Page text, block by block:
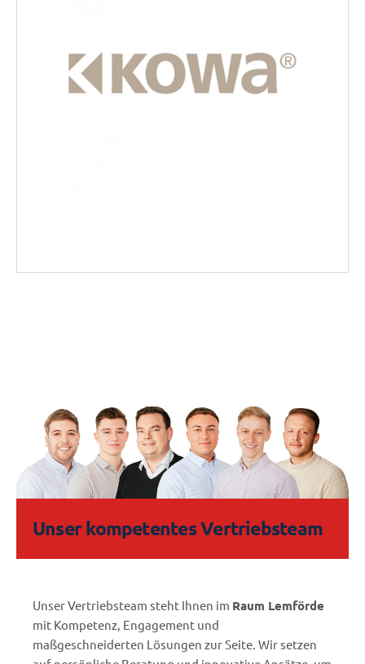
Unser kompetentes Vertriebsteam
Unser Vertriebsteam steht Ihnen im Raum Lemförde
mit Kompetenz, Engagement und
maßgeschneiderten Lösungen zur Seite. Wir setzen